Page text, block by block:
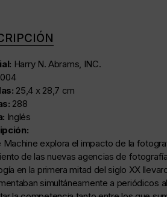
Harry N. Abrams, INC.
25,4 x 28,7 cm
288
Inglés
Machine explora el impacto de la
de las nuevas agencias de
en la primera mitad del siglo XX
simultáneamente a periódicos